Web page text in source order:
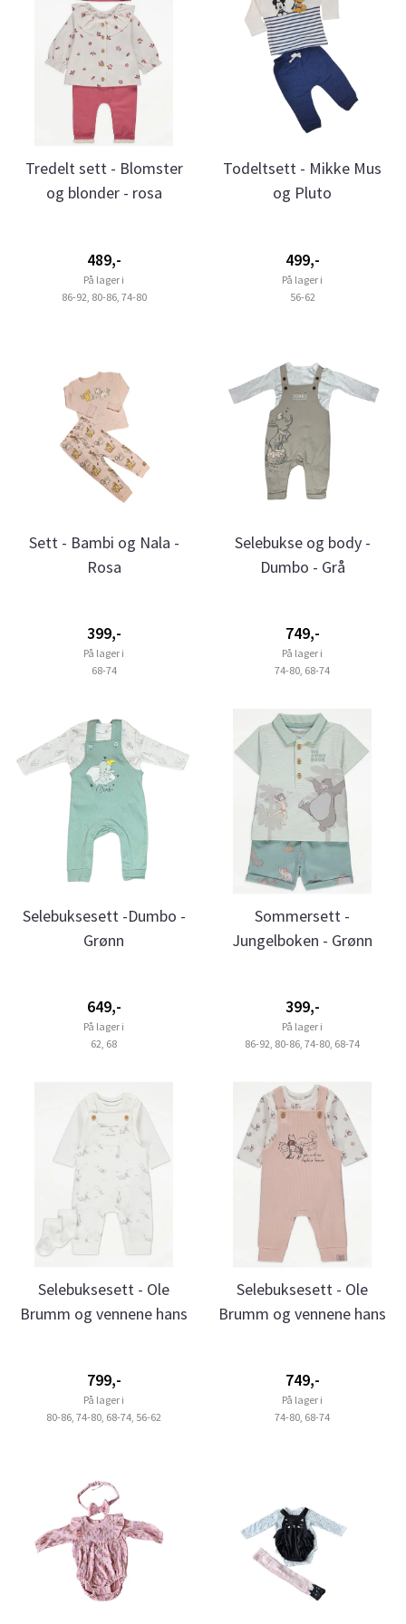
Tredelt sett - Blomster
og blonder - rosa
489,-
På lager i
86-92, 80-86, 74-80
Todeltsett - Mikke Mus
og Pluto
499,-
På lager i
56-62
Sett - Bambi og Nala -
Rosa
399,-
På lager i
68-74
Selebukse og body -
Dumbo - Grå
749,-
På lager i
74-80, 68-74
Selebuksesett -Dumbo -
Grønn
649,-
På lager i
62, 68
Sommersett -
Jungelboken - Grønn
399,-
På lager i
86-92, 80-86, 74-80, 68-74
Selebuksesett - Ole
Brumm og vennene hans
799,-
På lager i
80-86, 74-80, 68-74, 56-62
Selebuksesett - Ole
Brumm og vennene hans
749,-
På lager i
74-80, 68-74